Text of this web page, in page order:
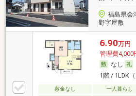
福島県会
野字屋敷
6.90万円
管理費4,000
なし
1階 / 1LDK
敷金なし 一人暮らし